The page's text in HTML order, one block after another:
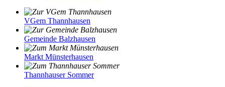
VGem Thannhausen
Gemeinde Balzhausen
Markt Münsterhausen
Thannhauser Sommer